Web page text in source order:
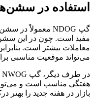
استفاده در
گپ NDOG معمولاً در سشن‌های مهمی مانند
مفید است. چون در این
می‌تواند موقعیت مناسبی
هفتگی مناسب است و
بازار در هفته جدید را بهتر